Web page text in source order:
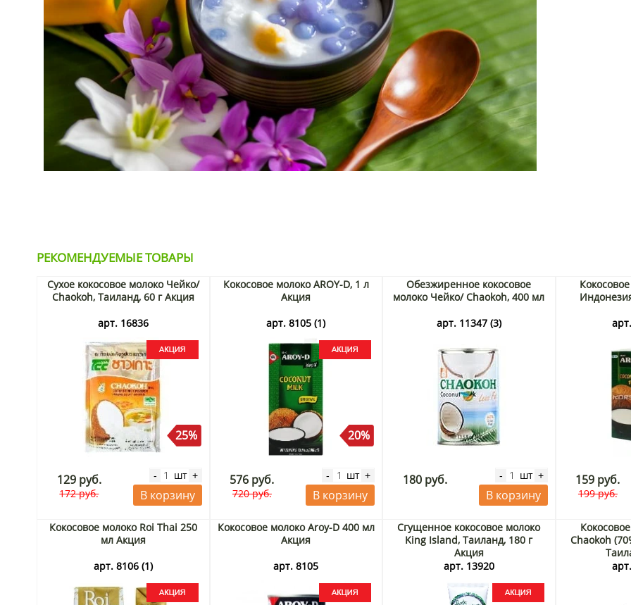
РЕКОМЕНДУЕМЫЕ ТОВАРЫ
Сухое кокосовое молоко Чейко/
Chaokoh, Таиланд, 60 г Акция
арт. 16836
25%
129 руб.
172 руб.
- шт +
В корзину
Кокосовое молоко AROY-D, 1 л
Акция
арт. 8105 (1)
20%
576 руб.
720 руб.
- шт +
В корзину
Обезжиренное кокосовое
молоко Чейко/ Chaokoh, 400 мл
арт. 11347 (3)
180 руб. - шт +
В корзину
159 руб.
199 руб.
Кокосовое молоко Roi Thai 250
мл Акция
арт. 8106 (1)
Кокосовое молоко Aroy-D 400 мл
Акция
арт. 8105
Сгущенное кокосовое молоко
King Island, Таиланд, 180 г
Акция
арт. 13920
Chaokoh